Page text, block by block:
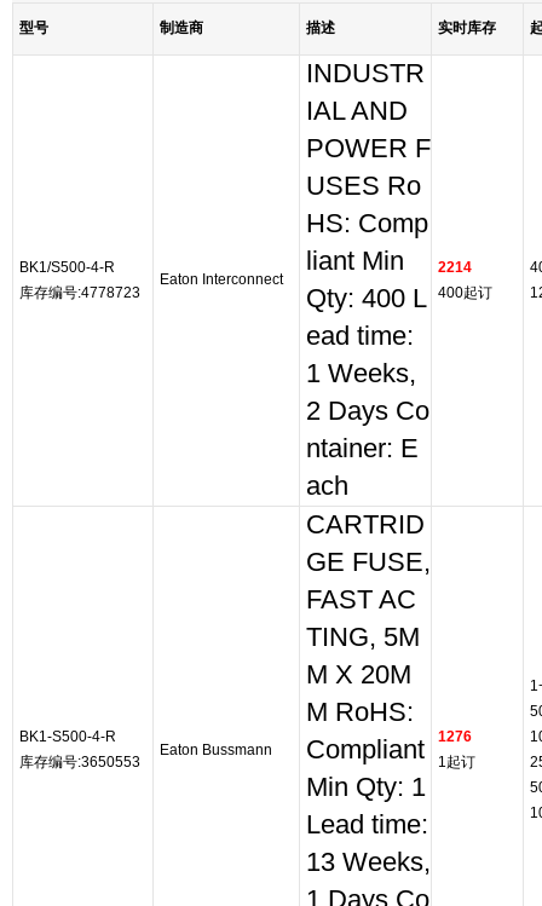
型号 制造商 描述 实时库存
BK1/S500-4-R
库存编号:4778723
Eaton Interconnect
INDUSTR
IAL AND
POWER F
USES Ro
HS: Comp
liant Min
Qty: 400 L
ead time:
1 Weeks,
2 Days Co
ntainer: E
ach
2214
400起订
BK1-S500-4-R
库存编号:3650553
Eaton Bussmann
CARTRID
GE FUSE,
FAST AC
TING, 5M
M X 20M
M RoHS:
Compliant
Min Qty: 1
Lead time:
13 Weeks,
1 Days Co
1276
1起订